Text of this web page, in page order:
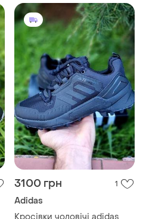
3100 грн 1
Adidas